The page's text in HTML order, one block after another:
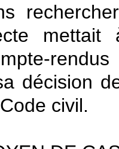
décision
civil.